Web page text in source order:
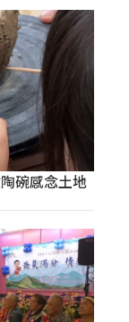
碗感念土地